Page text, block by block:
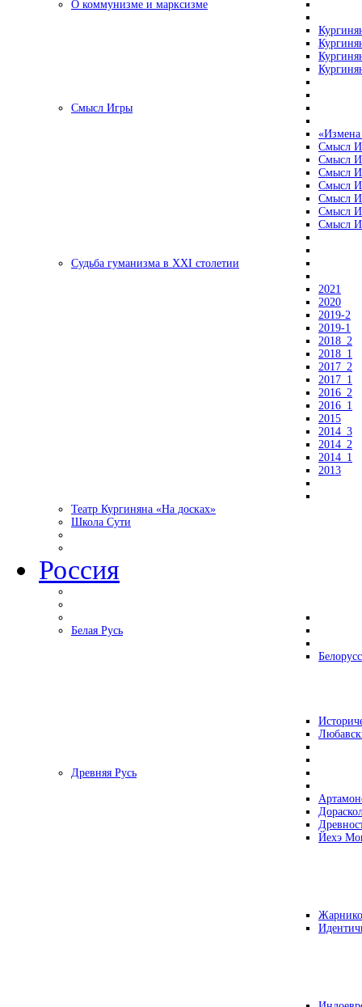
О коммунизме и марксизме
Смысл Игры
«Измена
Смысл
Смысл
Смысл
Смысл
Смысл
Смысл
Смысл
Судьба гуманизма в XXI столетии
2021
2020
2019-2
2019-1
2018_2
2018_1
2017_2
2017_1
2016_2
2016_1
2015
2014_3
2014_2
2014_1
2013
Театр Кургиняна «На досках»
Школа Сути
Россия
Белая Русь
Древняя Русь
Йехэ